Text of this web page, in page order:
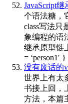
JavaScript继
个语法糖，
class写法只
象编程的语
继承原型链
= ‘person1′
没有废话的
世界上有
书接上回，
方法，本篇